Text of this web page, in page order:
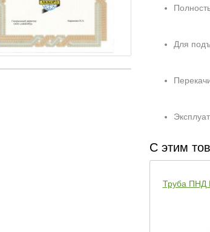
Для
С этим
Труба ПНД